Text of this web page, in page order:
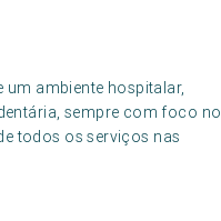
um ambiente hospitalar,
sempre com foco no
todos os serviços nas